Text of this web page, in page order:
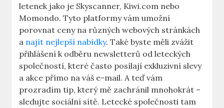
letenek jako je Skyscanner, Kiwi.com nebo
Momondo. Tyto platformy vám umožní
porovnat ceny na různých webových stránkách
a najít nejlepší nabídky. Také byste měli zvážit
přihlášení k odběru newsletterů od leteckých
společností, které často posílají exkluzivní slevy
a akce přímo na váš e-mail. A teď vám
prozradím tip, který mě zachránil mnohokrát –
sledujte sociální sítě. Letecké společnosti tam